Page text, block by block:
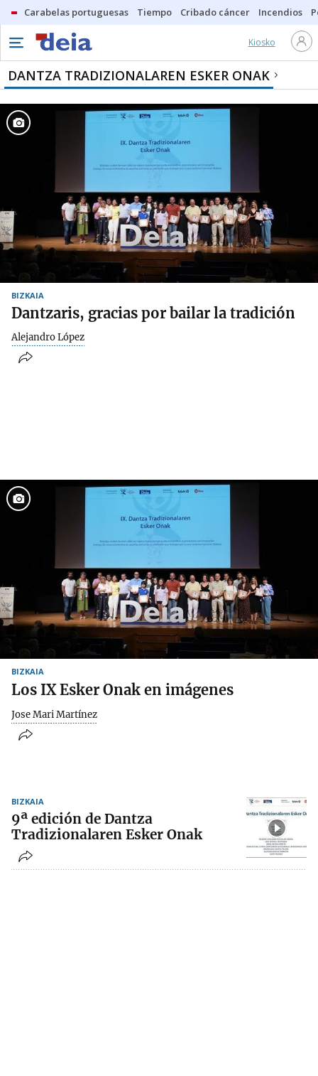
Carabelas portuguesas Tiempo Cribado cáncer Incendios
Kiosko
DANTZA TRADIZIONALAREN ESKER ONAK
BIZKAIA
Dantzaris, gracias por bailar la tradición
Alejandro López
BIZKAIA
Los IX Esker Onak en imágenes
Jose Mari Martínez
BIZKAIA
9ª edición de Dantza
Tradizionalaren Esker Onak